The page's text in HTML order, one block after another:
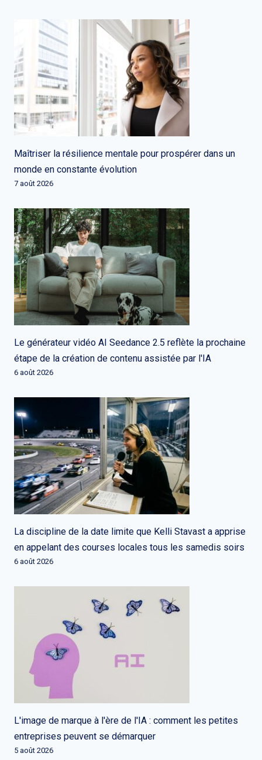
Maîtriser la résilience mentale pour prospérer dans un
monde en constante évolution
7 août 2026
Le générateur vidéo AI Seedance 2.5 reflète la prochaine
étape de la création de contenu assistée par l'IA
6 août 2026
La discipline de la date limite que Kelli Stavast a apprise
en appelant des courses locales tous les samedis soirs
6 août 2026
L'image de marque à l'ère de l'IA : comment les petites
entreprises peuvent se démarquer
5 août 2026